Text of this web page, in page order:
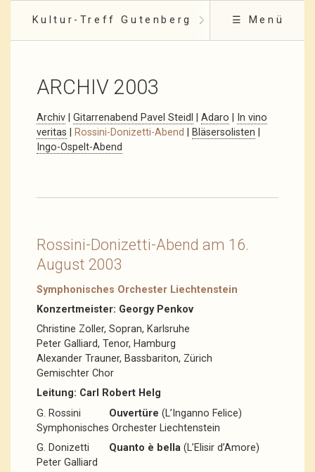
Kultur-Treff Gutenberg ☰ Menü
ARCHIV 2003
Archiv| Gitarrenabend Pavel Steidl Adaro
In vino
veritas
Rossini-Donizetti-Abend Bläsersolisten
Ingo-Ospelt-Abend
Rossini-Donizetti-Abend am 16.
August 2003
Symphonisches Orchester Liechtenstein
Konzertmeister: Georgy Penkov
Christine Zoller, Sopran, Karlsruhe
Peter Galliard, Tenor, Hamburg
Alexander Trauner, Bassbariton, Zürich
Gemischter Chor
Leitung: Carl Robert Helg
G. Rossini Ouvertüre (L’Inganno Felice)
Symphonisches Orchester Liechtenstein
G. Donizetti Quanto è bella(L’Elisir d’Amore)
Peter Galliard